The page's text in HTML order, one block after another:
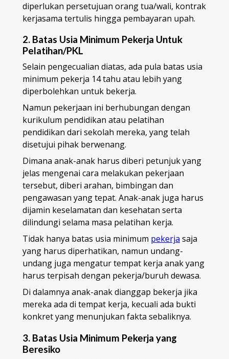
diperlukan persetujuan orang tua/wali, kontrak
kerjasama tertulis hingga pembayaran upah.
2. Batas Usia Minimum Pekerja Untuk
Pelatihan/PKL
Selain pengecualian diatas, ada pula batas usia
minimum pekerja 14 tahu atau lebih yang
diperbolehkan untuk bekerja.
Namun pekerjaan ini berhubungan dengan
kurikulum pendidikan atau pelatihan
pendidikan dari sekolah mereka, yang telah
disetujui pihak berwenang.
Dimana anak-anak harus diberi petunjuk yang
jelas mengenai cara melakukan pekerjaan
tersebut, diberi arahan, bimbingan dan
pengawasan yang tepat. Anak-anak juga harus
dijamin keselamatan dan kesehatan serta
dilindungi selama masa pelatihan kerja.
Tidak hanya batas usia minimum pekerja saja
yang harus diperhatikan, namun undang-
undang juga mengatur tempat kerja anak yang
harus terpisah dengan pekerja/buruh dewasa.
Di dalamnya anak-anak dianggap bekerja jika
mereka ada di tempat kerja, kecuali ada bukti
konkret yang menunjukan fakta sebaliknya.
3. Batas Usia Minimum Pekerja yang
Beresiko